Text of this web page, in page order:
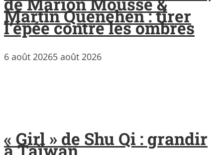
Martin Quenehen : tirer
l’épée contre les ombres
6 août 20265 août 2026
« Girl » de Shu Qi : grandir
à Taïwan